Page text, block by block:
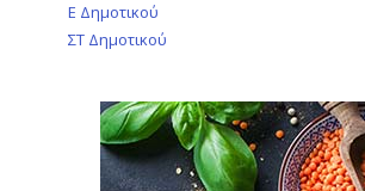
Ε Δημοτικού
ΣΤ Δημοτικού